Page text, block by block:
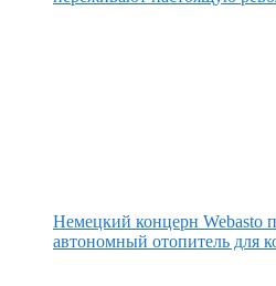
Немецкий концерн Webasto
автономный отопитель для